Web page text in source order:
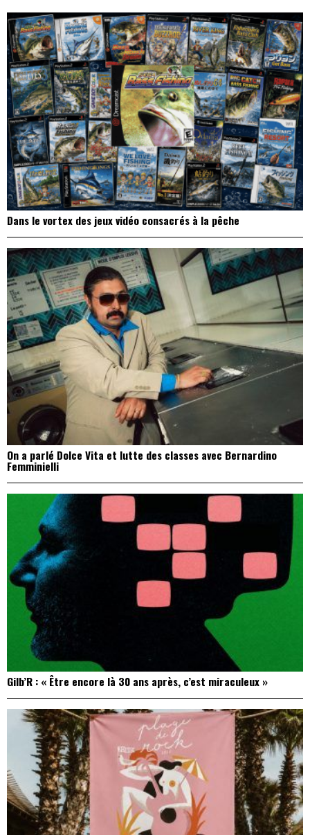
Dans le vortex des jeux vidéo consacrés à la pêche
On a parlé Dolce Vita et lutte des classes avec Bernardino
Femminielli
Gilb’R : « Être encore là 30 ans après, c’est miraculeux »